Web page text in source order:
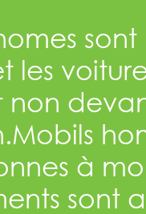
les
non
à
sont